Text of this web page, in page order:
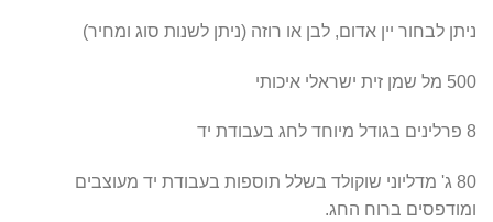
ניתן לבחור יין אדום, לבן או רוזה (ניתן לשנות סוג ומחיר)
500 מל שמן זית ישראלי איכותי
8 פרלינים בגודל מיוחד לחג בעבודת יד
80 ג' מדליוני שוקולד בשלל תוספות בעבודת יד מעוצבים
ומודפסים ברוח החג.